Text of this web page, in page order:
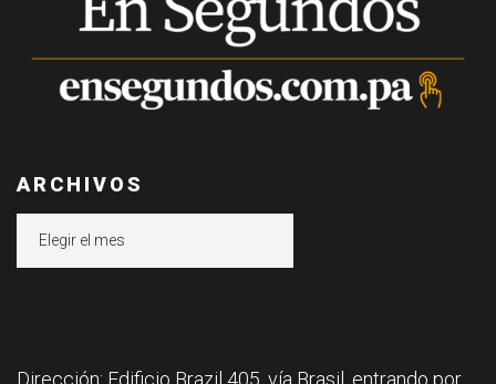
ARCHIVOS
Dirección: Edificio Brazil 405, vía Brasil, entrando por